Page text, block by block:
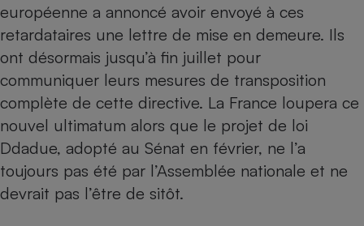
européenne a annoncé avoir envoyé à ces
retardataires une lettre de mise en demeure. Ils
ont désormais jusqu’à fin juillet pour
communiquer leurs mesures de transposition
complète de cette directive. La France loupera ce
nouvel ultimatum alors que le projet de loi
Ddadue, adopté au Sénat en février, ne l’a
toujours pas été par l’Assemblée nationale et ne
devrait pas l’être de sitôt.